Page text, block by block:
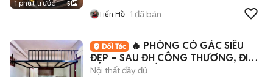
1 phút trước 5
Tiến Hồ 1 đã bán
🔥 PHÒNG CÓ GÁC SIÊU
ĐẸP – SAU ĐH CÔNG THƯƠNG, ĐI
HỌC CHƯA ĐẾN 2 PHÚT
Nội thất đầy đủ